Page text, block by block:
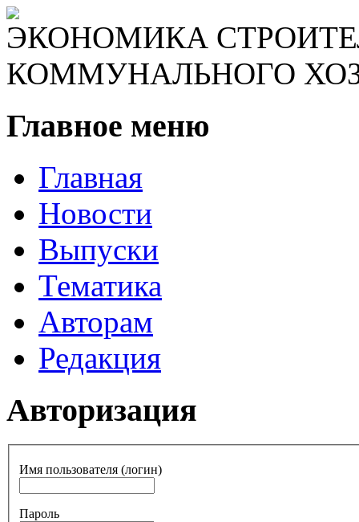
ЭКОНОМИКА
КОММУНАЛЬНОГО
Главное меню
Главная
Новости
Выпуски
Тематика
Авторам
Редакция
Авторизация
Имя пользователя (логин)
Пароль